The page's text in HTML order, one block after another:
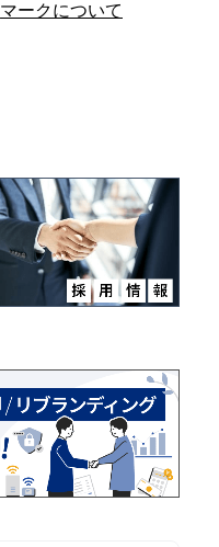
マークについて